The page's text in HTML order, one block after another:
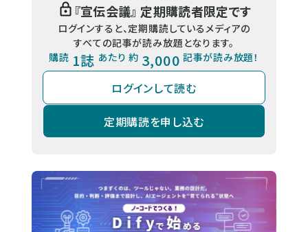
『宣伝会議』 定期購読者限定です
ログインすると、定期購読しているメディアの
すべての記事が読み放題となります。
購読 1誌 あたり 約 3,000 記事が読み放題！
ログインして読む
定期購読を申し込む